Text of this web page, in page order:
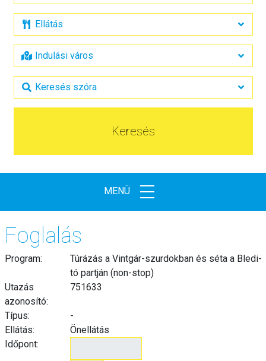
Keresés
MENÜ
Foglalás
Program:
Túrázás a Vintgár-szurdokban és séta a Bledi-
tó partján (non-stop)
Utazás
azonosító:
751633
Típus:
-
Ellátás:
Önellátás
Időpont: